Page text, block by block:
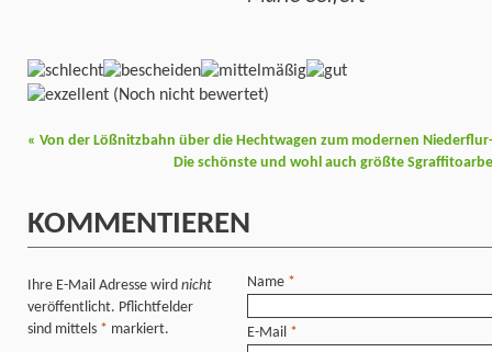
(Noch nicht bewertet)
« Von der Lößnitzbahn über die Hechtwagen zum modernen
Die schönste und wohl auch größte
KOMMENTIEREN
Ihre E-Mail Adresse wird nicht
veröffentlicht. Pflichtfelder
sind mittels * markiert.
Name *
E-Mail *